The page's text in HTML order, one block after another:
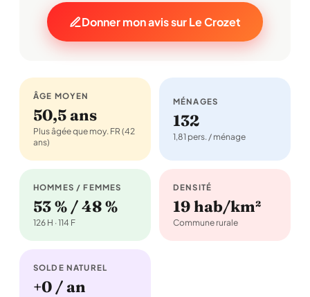
Donner mon avis sur Le Crozet
ÂGE MOYEN
50,5 ans
Plus âgée que moy. FR (42
ans)
MÉNAGES
132
1,81 pers. / ménage
HOMMES / FEMMES
53 % / 48 %
126 H · 114 F
DENSITÉ
19 hab/km²
Commune rurale
SOLDE NATUREL
+0 / an